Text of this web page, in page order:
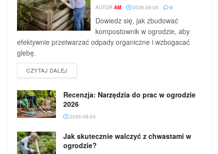
AUTOR AM 2026-08-05 0
Dowiedz się, jak zbudować
kompostownik w ogrodzie, aby
efektywnie przetwarzać odpady organiczne i wzbogacać
glebę.
CZYTAJ DALEJ
Recenzja: Narzędzia do prac w ogrodzie
2026
2026-08-04
Jak skutecznie walczyć z chwastami w
ogrodzie?